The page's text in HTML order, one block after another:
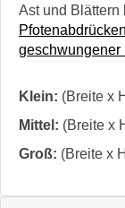
Ast und Blättern
Pfotenabdrücken
geschwungener
Klein: (Breite x
Mittel: (Breite x
Groß: (Breite x